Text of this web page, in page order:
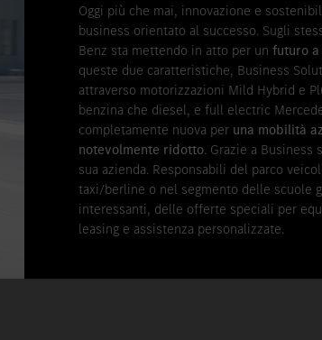
Oggi più che mai, innovazione e
business orientato al successo. Sugli
Benz sta mettendo in atto per un futuro a
queste due caratteristiche, Business
attraverso motorizzazioni Mild Hybrid e
benzina che diesel, e full electric
completamente nuova per una mobilità
notevolmente ridotto. Grazie a
sua azienda. Responsabili del parco
taxi/berline o nel segmento delle scuole
interessanti, delle offerte speciali per
leasing e assistenza personalizzate.